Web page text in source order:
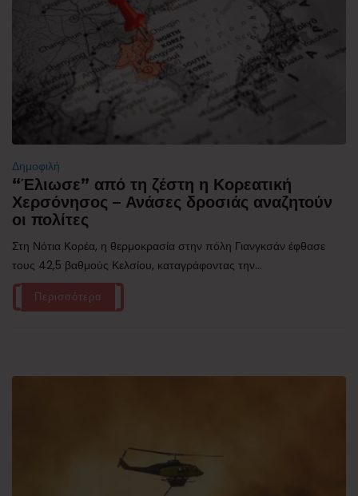
Δημοφιλή
“Έλιωσε” από τη ζέστη η Κορεατική
Χερσόνησος – Ανάσες δροσιάς αναζητούν
οι πολίτες
Στη Νότια Κορέα, η θερμοκρασία στην πόλη Γιανγκσάν έφθασε
τους 42,5 βαθμούς Κελσίου, καταγράφοντας την...
Περισσότερα